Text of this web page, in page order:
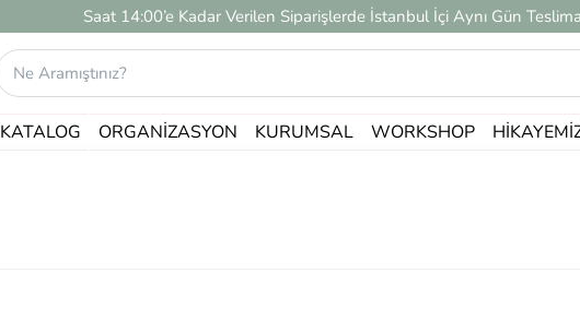
Saat 14:00’e Kadar Verilen Siparişlerde İstanbul İçi Aynı Gün
KATALOG ORGANIZASYON KURUMSAL WORKSHOP